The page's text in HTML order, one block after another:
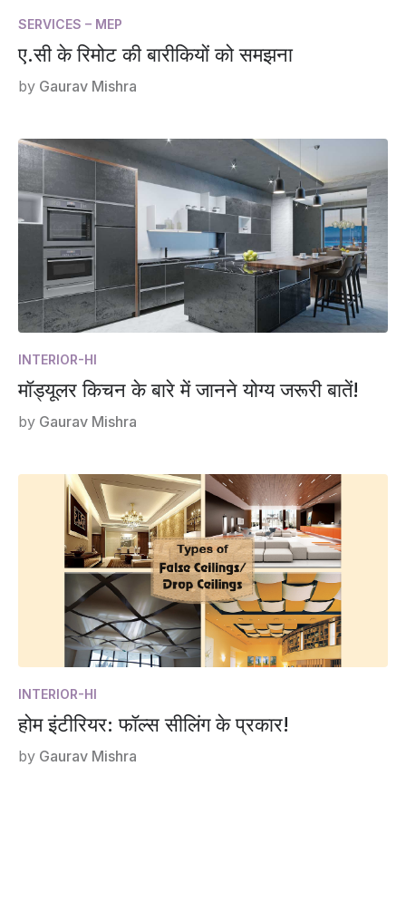
SERVICES – MEP
ए.सी के रिमोट की बारीकियों को समझना
by Gaurav Mishra
INTERIOR-HI
मॉड्यूलर किचन के बारे में जानने योग्य जरूरी बातें!
by Gaurav Mishra
INTERIOR-HI
होम इंटीरियर: फॉल्स सीलिंग के प्रकार!
by Gaurav Mishra